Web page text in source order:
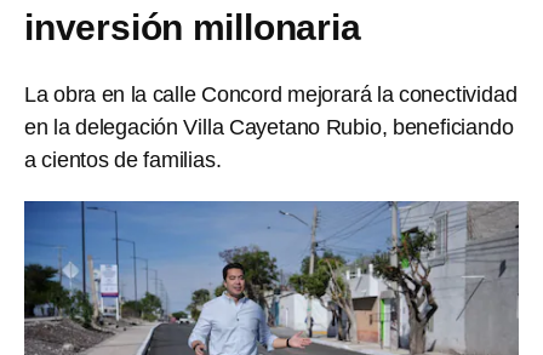
inversión millonaria
La obra en la calle Concord mejorará la conectividad
en la delegación Villa Cayetano Rubio, beneficiando
a cientos de familias.